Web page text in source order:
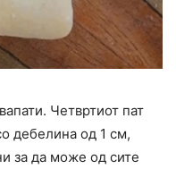
Четвртиот пат
дебелина од 1 см,
за да може од сите